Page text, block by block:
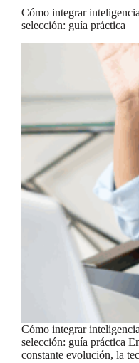
Cómo integrar
selección: guía práctica
Cómo integrar
selección: guía práctica
constante evolución, la